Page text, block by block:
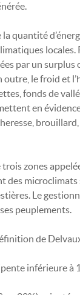
quantité
locales.
par un surplus
le froid et
fonds de
en
zones
des microclimats
Le
peuplements.
de
inférieure à